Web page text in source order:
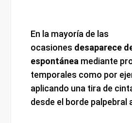
En la mayoría de las
ocasiones desaparece
espontánea mediante
temporales como por
aplicando una tira de
desde el borde palpebral